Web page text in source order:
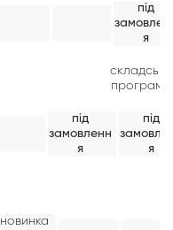
під
я
складська
програма
під
замовленн
я
під
я
новинка